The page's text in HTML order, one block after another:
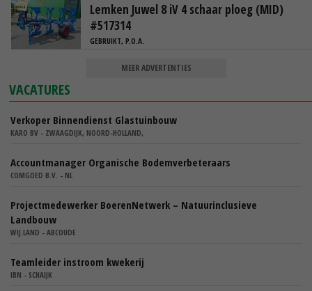
Lemken Juwel 8 iV 4 schaar ploeg (MID)
#517314
GEBRUIKT, P.O.A.
MEER ADVERTENTIES
VACATURES
Verkoper Binnendienst Glastuinbouw
KARO BV - ZWAAGDIJK, NOORD-HOLLAND,
Accountmanager Organische Bodemverbeteraars
COMGOED B.V. - NL
Projectmedewerker BoerenNetwerk – Natuurinclusieve
Landbouw
WIJ.LAND - ABCOUDE
Teamleider instroom kwekerij
IBN - SCHAIJK